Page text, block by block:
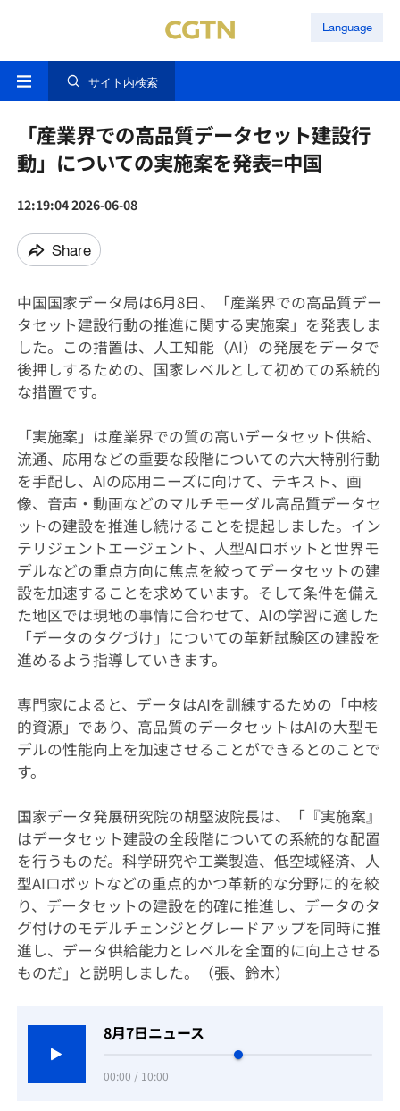
Language
サイト内検索
「産業界での高品質データセット建設行
動」についての実施案を発表=中国
12:19:04 2026-06-08
Share
中国国家データ局は6月8日、「産業界での高品質デー
タセット建設行動の推進に関する実施案」を発表しま
した。この措置は、人工知能（AI）の発展をデータで
後押しするための、国家レベルとして初めての系統的
な措置です。
「実施案」は産業界での質の高いデータセット供給、
流通、応用などの重要な段階についての六大特別行動
を手配し、AIの応用ニーズに向けて、テキスト、画
像、音声・動画などのマルチモーダル高品質データセ
ットの建設を推進し続けることを提起しました。イン
テリジェントエージェント、人型AIロボットと世界モ
デルなどの重点方向に焦点を絞ってデータセットの建
設を加速することを求めています。そして条件を備え
た地区では現地の事情に合わせて、AIの学習に適した
「データのタグづけ」についての革新試験区の建設を
進めるよう指導していきます。
専門家によると、データはAIを訓練するための「中核
的資源」であり、高品質のデータセットはAIの大型モ
デルの性能向上を加速させることができるとのことで
す。
国家データ発展研究院の胡堅波院長は、「『実施案』
はデータセット建設の全段階についての系統的な配置
を行うものだ。科学研究や工業製造、低空域経済、人
型AIロボットなどの重点的かつ革新的な分野に的を絞
り、データセットの建設を的確に推進し、データのタ
グ付けのモデルチェンジとグレードアップを同時に推
進し、データ供給能力とレベルを全面的に向上させる
ものだ」と説明しました。（張、鈴木）
8月7日ニュース
00:00 / 10:00